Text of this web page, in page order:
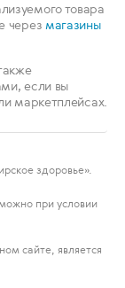
товара
через магазины
если вы
маркетплейсах.
здоровье».
при условии
сайте, является